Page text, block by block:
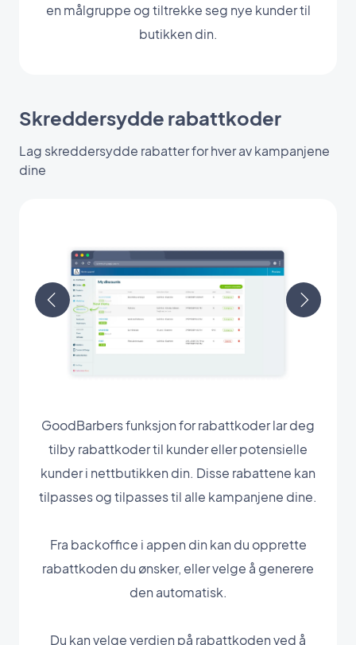
en målgruppe og tiltrekke seg nye kunder til
butikken din.
Skreddersydde rabattkoder
Lag skreddersydde rabatter for hver av kampanjene
dine
GoodBarbers funksjon for rabattkoder lar deg
tilby rabattkoder til kunder eller potensielle
kunder i nettbutikken din. Disse rabattene kan
tilpasses og tilpasses til alle kampanjene dine.
Fra backoffice i appen din kan du opprette
rabattkoden du ønsker, eller velge å generere
den automatisk.
Du kan velge verdien på rabattkoden ved å